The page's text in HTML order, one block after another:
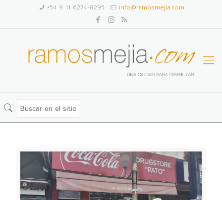
+54 9 11 6274-8295 info@ramosmejia.com